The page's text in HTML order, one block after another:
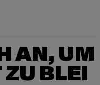
AN, UM
BLEI